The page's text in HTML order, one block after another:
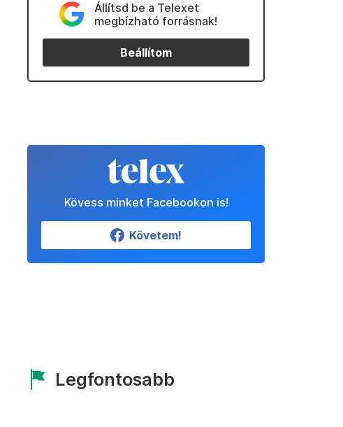
Állítsd be a Telexet
megbízható forrásnak!
Beállítom
Kövess minket Facebookon is!
Követem!
Legfontosabb